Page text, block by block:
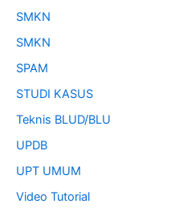
SMKN
SMKN
SPAM
STUDI KASUS
Teknis BLUD/BLU
UPDB
UPT UMUM
Video Tutorial